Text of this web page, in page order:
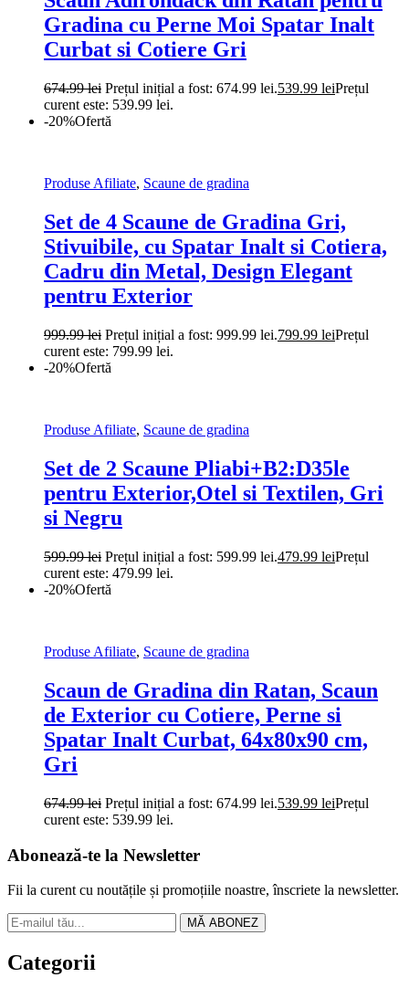
Gradina cu Perne Moi Spatar Inalt
Curbat si Cotiere Gri
674.99lei Prețul inițial a fost: 674.99 lei.539.99 leiPrețul
curent este: 539.99 lei.
-20%Ofertă
Produse Afiliate, Scaune de gradina
Set de 4 Scaune de Gradina Gri,
Stivuibile, cu Spatar Inalt si Cotiera,
Cadru din Metal, Design Elegant
pentru Exterior
999.99lei Prețul inițial a fost: 999.99 lei.799.99 leiPrețul
curent este: 799.99 lei.
-20%Ofertă
Produse Afiliate, Scaune de gradina
Set de 2 Scaune Pliabi+B2:D35le
pentru Exterior,Otel si Textilen, Gri
si Negru
599.99lei Prețul inițial a fost: 599.99 lei.479.99 leiPrețul
curent este: 479.99 lei.
-20%Ofertă
Produse Afiliate, Scaune de gradina
Scaun de Gradina din Ratan, Scaun
de Exterior cu Cotiere, Perne si
Spatar Inalt Curbat, 64x80x90 cm,
Gri
674.99lei Prețul inițial a fost: 674.99 lei.539.99 leiPrețul
curent este: 539.99 lei.
Abonează-te la Newsletter
Fii la curent cu noutățile și promoțiile noastre, înscriete la newsletter.
MĂ ABONEZ
Categorii